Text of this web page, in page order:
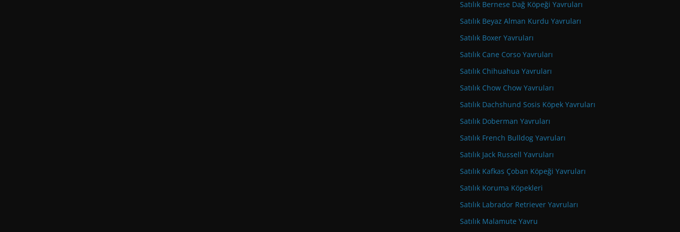
Satılık Bernese Dağ Köpeği Yavruları
Satılık Beyaz Alman Kurdu Yavruları
Satılık Boxer Yavruları
Satılık Cane Corso Yavruları
Satılık Chihuahua Yavruları
Satılık Chow Chow Yavruları
Satılık Dachshund Sosis Köpek Yavruları
Satılık Doberman Yavruları
Satılık French Bulldog Yavruları
Satılık Jack Russell Yavruları
Satılık Kafkas Çoban Köpeği Yavruları
Satılık Koruma Köpekleri
Satılık Labrador Retriever Yavruları
Satılık Malamute Yavru